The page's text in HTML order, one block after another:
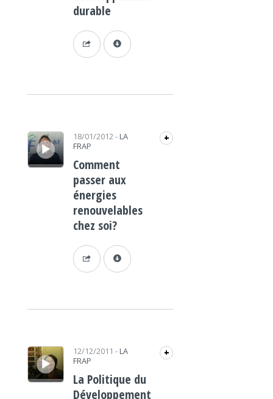
durable
Lecteur audio 18/01/2012- LA
FRAP
+
Comment
passer aux
énergies
renouvelables
chez soi?
Lecteur audio 12/12/2011 - LA
FRAP
+
La Politique du
Développement